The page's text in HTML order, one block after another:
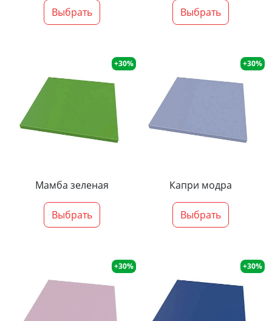
Выбрать Выбрать
+30%
Мамба зеленая
Выбрать
+30%
Капри модра
Выбрать
+30% +30%